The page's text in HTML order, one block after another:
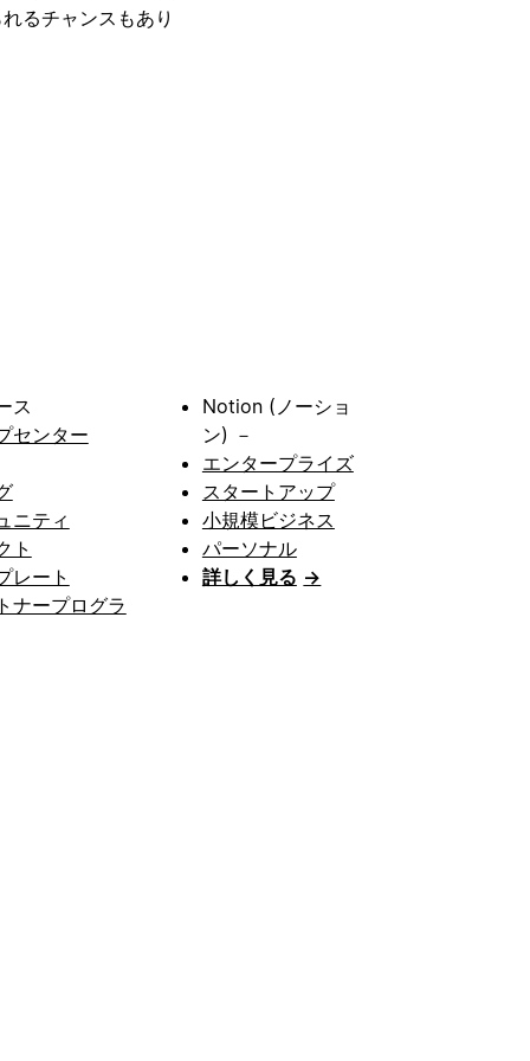
るチャンスもあり
ス
センター
ニティ
ト
レート
ナープログラ
Notion (ノーショ
ン) －
エンタープライズ
スタートアップ
小規模ビジネス
パーソナル
詳しく見る →